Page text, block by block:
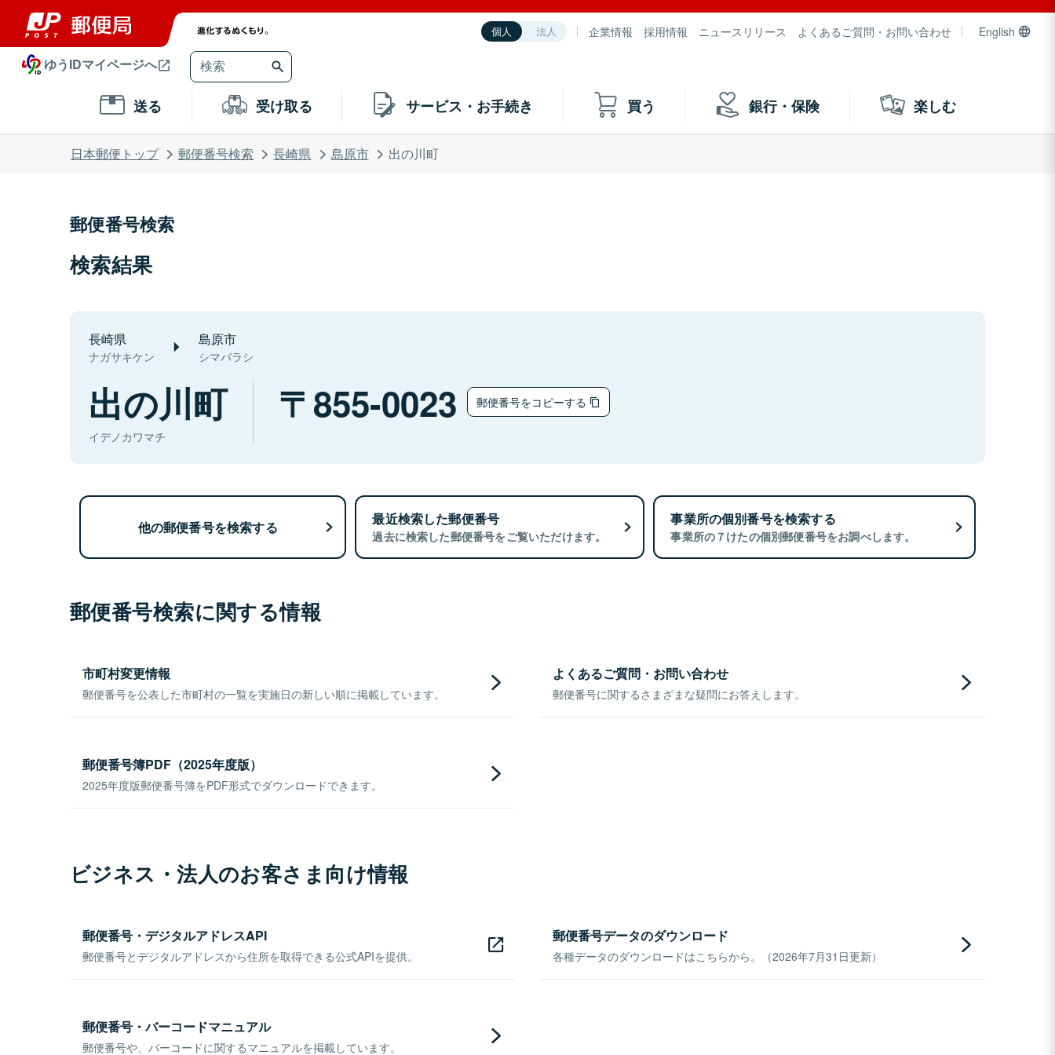
個人 法人 企業情報 採用情報 ニュースリリース よくあるご質問・お問い合わせ English
ゆうIDマイページへ
送る 受け取る サービス・お手続き 買う 銀行・保険 楽しむ
日本郵便トップ 郵便番号検索 長崎県 島原市 出の川町
郵便番号検索
検索結果
長崎県
ナガサキケン
島原市
シマバラシ
出の川町
イデノカワマチ
855-0023 郵便番号をコピーする
他の郵便番号を検索する 最近検索した郵便番号
過去に検索した郵便番号をご覧いただけます。
事業所の個別番号を検索する
事業所の７けたの個別郵便番号をお調べします。
郵便番号検索に関する情報
市町村変更情報
郵便番号を公表した市町村の一覧を実施日の新しい順に掲載しています。
よくあるご質問・お問い合わせ
郵便番号に関するさまざまな疑問にお答えします。
郵便番号簿PDF（2025年度版）
2025年度版郵便番号簿をPDF形式でダウンロードできます。
ビジネス・法人のお客さま向け情報
郵便番号・デジタルアドレスAPI
郵便番号とデジタルアドレスから住所を取得できる公式APIを提供。
郵便番号データのダウンロード
各種データのダウンロードはこちらから。（2026年7月31日更新）
郵便番号・バーコードマニュアル
郵便番号や、バーコードに関するマニュアルを掲載しています。